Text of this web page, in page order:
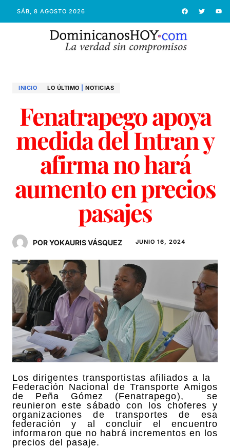
SÁB, 8 AGOSTO 2026
INICIO LO ÚLTIMO NOTICIAS
Fenatrapego apoya
medida del Intran y
afirma no hará
aumento en precios
pasajes
POR YOKAURIS VÁSQUEZ JUNIO 16, 2024
Los dirigentes transportistas afiliados a la
Federación Nacional de Transporte Amigos
de Peña Gómez (Fenatrapego), se
reunieron este sábado con los choferes y
organizaciones de transportes de esa
federación y al concluir el encuentro
informaron que no habrá incrementos en los
precios del pasaje.